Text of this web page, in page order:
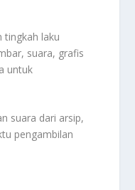
tingkah laku
suara, grafis
untuk
suara dari arsip,
pengambilan